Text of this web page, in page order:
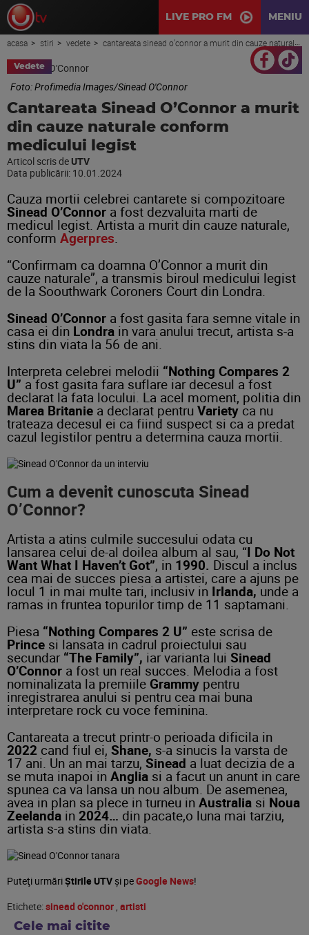
LIVE PRO FM MENIU
acasa stiri vedete cantareata sinead o’connor a murit din cauze naturale conform medicului legist
Vedete
Foto: Profimedia Images/Sinead O'Connor
Cantareata Sinead O’Connor a murit
din cauze naturale conform
medicului legist
Articol scris de UTV
Data publicării: 10.01.2024
Cauza mortii celebrei cantarete si compozitoare
Sinead O’Connor a fost dezvaluita marti de
medicul legist. Artista a murit din cauze naturale,
conform Agerpres.
“Confirmam ca doamna O’Connor a murit din
cauze naturale”, a transmis biroul medicului legist
de la Soouthwark Coroners Court din Londra.
Sinead O’Connor a fost gasita fara semne vitale in
casa ei din Londra in vara anului trecut, artista s-a
stins din viata la 56 de ani.
Interpreta celebrei melodii “Nothing Compares 2
U” a fost gasita fara suflare iar decesul a fost
declarat la fata locului. La acel moment, politia din
Marea Britanie a declarat pentru Variety ca nu
trateaza decesul ei ca fiind suspect si ca a predat
cazul legistilor pentru a determina cauza mortii.
Cum a devenit cunoscuta Sinead
O’Connor?
Artista a atins culmile succesului odata cu
lansarea celui de-al doilea album al sau, “I Do Not
Want What I Haven’t Got”, in 1990. Discul a inclus
cea mai de succes piesa a artistei, care a ajuns pe
locul 1 in mai multe tari, inclusiv in Irlanda,unde a
ramas in fruntea topurilor timp de 11 saptamani.
Piesa “Nothing Compares 2 U” este scrisa de
Prince si lansata in cadrul proiectului sau
secundar “The Family”, iar varianta lui Sinead
O’Connor a fost un real succes. Melodia a fost
nominalizata la premiile Grammy pentru
inregistrarea anului si pentru cea mai buna
interpretare rock cu voce feminina.
Cantareata a trecut printr-o perioada dificila in
2022 cand fiul ei, Shane, s-a sinucis la varsta de
17 ani. Un an mai tarzu, Sinead a luat decizia de a
se muta inapoi in Anglia si a facut un anunt in care
spunea ca va lansa un nou album. De asemenea,
avea in plan sa plece in turneu in Australia si Noua
Zeelanda in 2024… din pacate,o luna mai tarziu,
artista s-a stins din viata.
Puteţi urmăriȘtirile UTVşi peGoogle News!
Etichete:sinead o'connor , artisti
Cele mai citite